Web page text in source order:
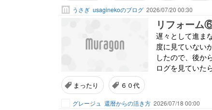
うさぎ usaginekoのブログ 2026/07/20 00:30
リフォーム
遅々として進ま
度に見ていない
したので、後か
ログを見ていた
まったり ６０代
グレージュ 還暦からの活き方 2026/07/18 00:00